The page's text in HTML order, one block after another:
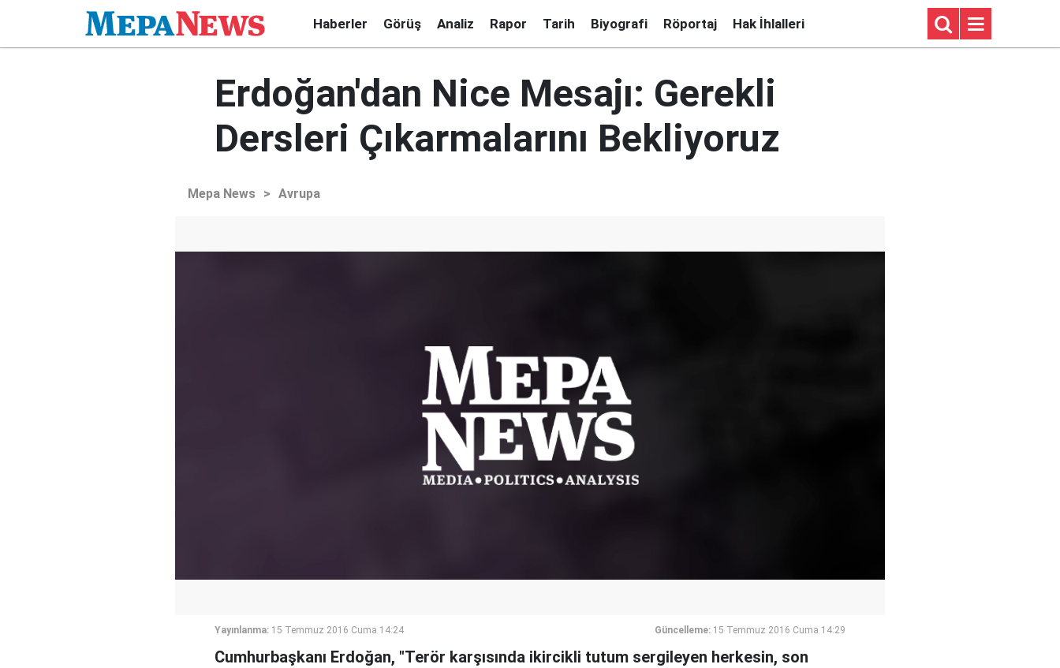
Haberler Görüş Analiz Rapor Tarih Biyografi Röportaj Hak İhlalleri
Erdoğan'dan Nice Mesajı: Gerekli
Dersleri Çıkarmalarını Bekliyoruz
Mepa News > Avrupa
Yayınlanma: 15 Temmuz 2016 Cuma 14:24 Güncelleme: 15 Temmuz 2016 Cuma 14:29
Cumhurbaşkanı Erdoğan, "Terör karşısında ikircikli tutum sergileyen herkesin, son